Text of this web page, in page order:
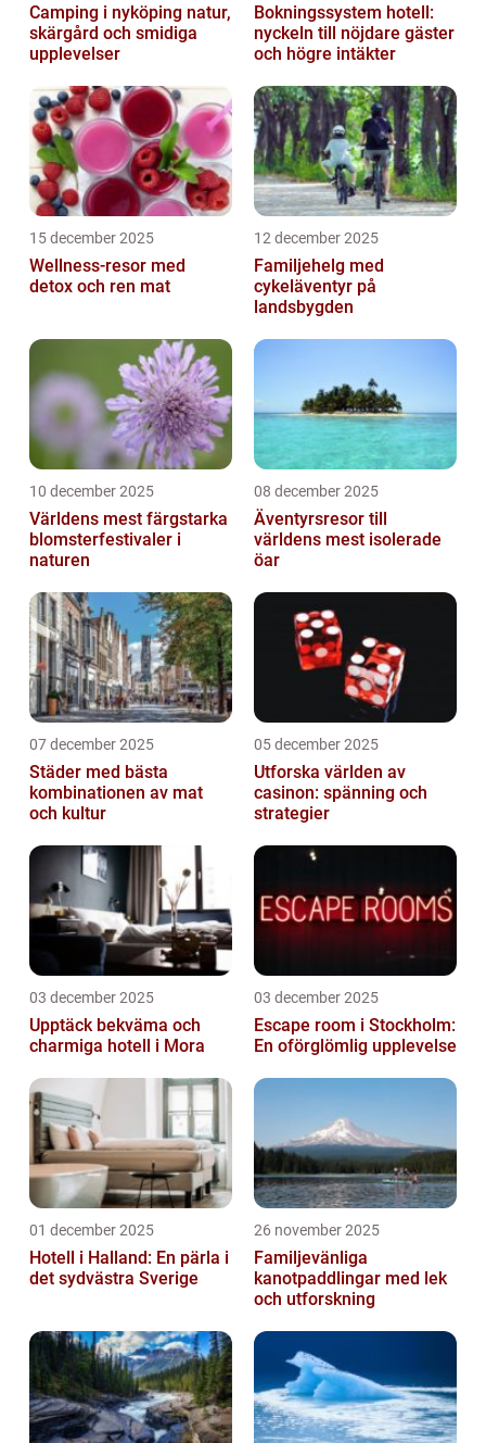
Camping i nyköping natur,
skärgård och smidiga
upplevelser
Bokningssystem hotell:
nyckeln till nöjdare gäster
och högre intäkter
15 december 2025
Wellness-resor med
detox och ren mat
12 december 2025
Familjehelg med
cykeläventyr på
landsbygden
10 december 2025
Världens mest färgstarka
blomsterfestivaler i
naturen
08 december 2025
Äventyrsresor till
världens mest isolerade
öar
07 december 2025
Städer med bästa
kombinationen av mat
och kultur
05 december 2025
Utforska världen av
casinon: spänning och
strategier
03 december 2025
Upptäck bekväma och
charmiga hotell i Mora
03 december 2025
Escape room i Stockholm:
En oförglömlig upplevelse
01 december 2025
Hotell i Halland: En pärla i
det sydvästra Sverige
26 november 2025
Familjevänliga
kanotpaddlingar med lek
och utforskning